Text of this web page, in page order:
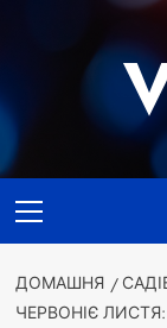
меню
ДОМАШНЯ
ЧЕРВОНІЄ